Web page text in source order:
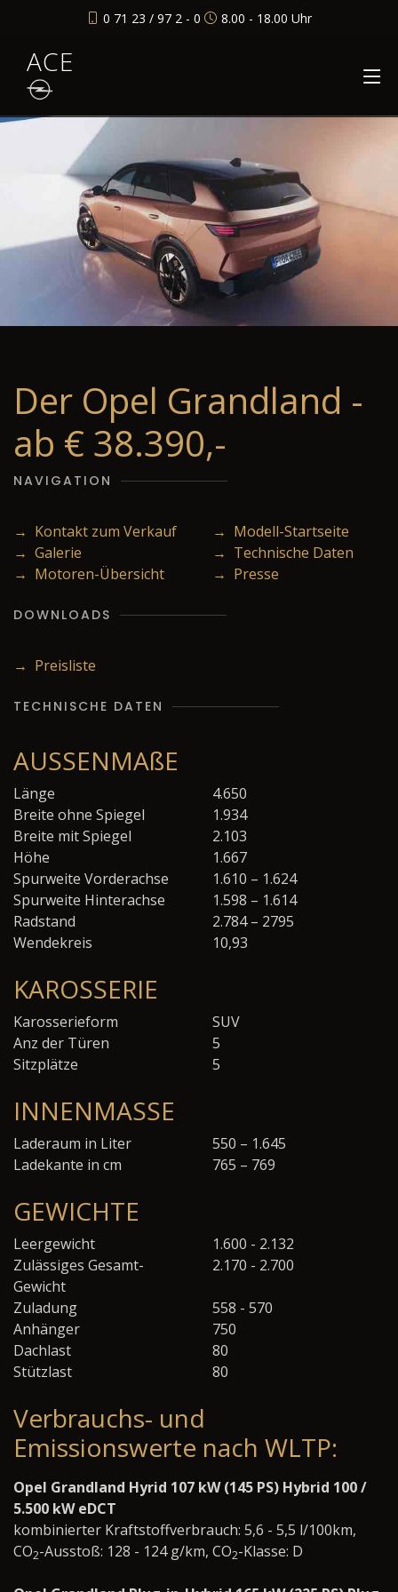
0 71 23 / 97 2 - 0 8.00 - 18.00 Uhr
ACE
Der Opel Grandland -
ab € 38.390,-
NAVIGATION
→ Kontakt zum Verkauf
→ Modell-Startseite
→ Galerie
→ Technische Daten
→ Motoren-Übersicht
→ Presse
DOWNLOADS
→ Preisliste
TECHNISCHE DATEN
AUSSENMAßE
Länge
4.650
Breite ohne Spiegel
1.934
Breite mit Spiegel
2.103
Höhe
1.667
Spurweite Vorderachse
1.610 – 1.624
Spurweite Hinterachse
1.598 – 1.614
Radstand
2.784 – 2795
Wendekreis
10,93
KAROSSERIE
Karosserieform
SUV
Anz der Türen
5
Sitzplätze
5
INNENMASSE
Laderaum in Liter
550 – 1.645
Ladekante in cm
765 – 769
GEWICHTE
Leergewicht
1.600 - 2.132
Zulässiges Gesamt-
Gewicht
2.170 - 2.700
Zuladung
558 - 570
Anhänger
750
Dachlast
80
Stützlast
80
Verbrauchs- und
Emissionswerte nach WLTP:
Opel Grandland Hyrid 107 kW (145 PS) Hybrid 100 /
5.500 kW eDCT
kombinierter Kraftstoffverbrauch: 5,6 - 5,5 l/100km,
CO2-Ausstoß: 128 - 124 g/km, CO2-Klasse: D